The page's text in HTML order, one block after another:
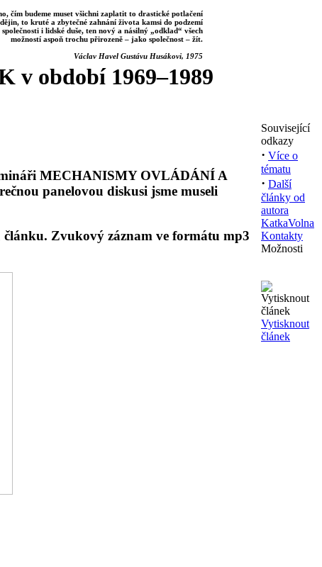
čím budeme muset všichni zaplatit to drastické potlačení
dějin, to kruté a zbytečné zahnání života kamsi do podzemí
společnosti i lidské duše, ten nový a násilný „odklad“ všech
možností aspoň trochu přirozeně – jako společnost – žít.
Václav Havel Gustávu Husákovi, 1975
v období 1969–1989
MECHANISMY OVLÁDÁNÍ A
panelovou diskusi jsme museli
článku. Zvukový záznam ve formátu mp3
Související
odkazy
· Více o
tématu
· Další
články od
autora
KatkaVolna
Kontakty
Možnosti
Vytisknout
článek